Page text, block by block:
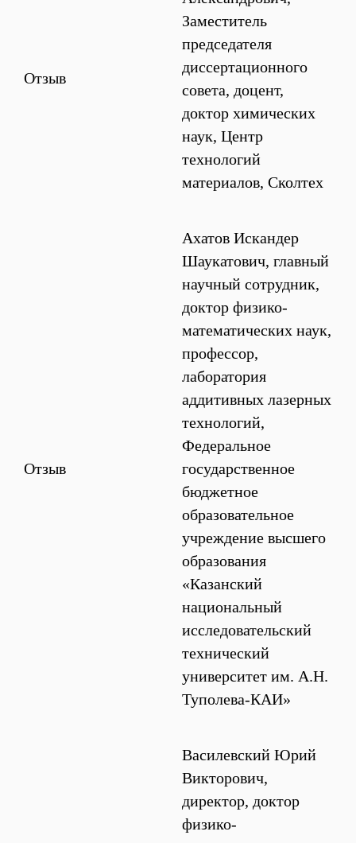
Отзыв
Заместитель
председателя
диссертационного
совета, доцент,
доктор химических
наук, Центр
технологий
материалов, Сколтех
Отзыв
Ахатов Искандер
Шаукатович, главный
научный сотрудник,
доктор физико-
математических наук,
профессор,
лаборатория
аддитивных лазерных
технологий,
Федеральное
государственное
бюджетное
образовательное
учреждение высшего
образования
«Казанский
национальный
исследовательский
технический
университет им. А.Н.
Туполева-КАИ»
Василевский Юрий
Викторович,
директор, доктор
физико-